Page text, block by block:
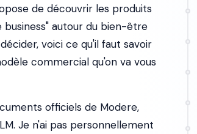
de découvrir les produits
business" autour du bien-être
voici ce qu'il faut savoir
commercial qu'on va vous
officiels de Modere,
Je n'ai pas personnellement